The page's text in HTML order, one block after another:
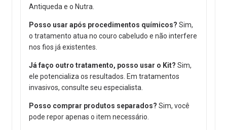
Antiqueda e o Nutra.
Posso usar após procedimentos químicos? Sim,
o tratamento atua no couro cabeludo e não interfere
nos fios já existentes.
Já faço outro tratamento, posso usar o Kit? Sim,
ele potencializa os resultados. Em tratamentos
invasivos, consulte seu especialista.
Posso comprar produtos separados? Sim, você
pode repor apenas o item necessário.